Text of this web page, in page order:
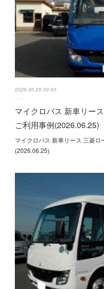
2026.06.25 00:43
マイクロバス 新車リー
ご利用事例(2026.06.25)
マイクロバス 新車リース 三菱
(2026.06.25)